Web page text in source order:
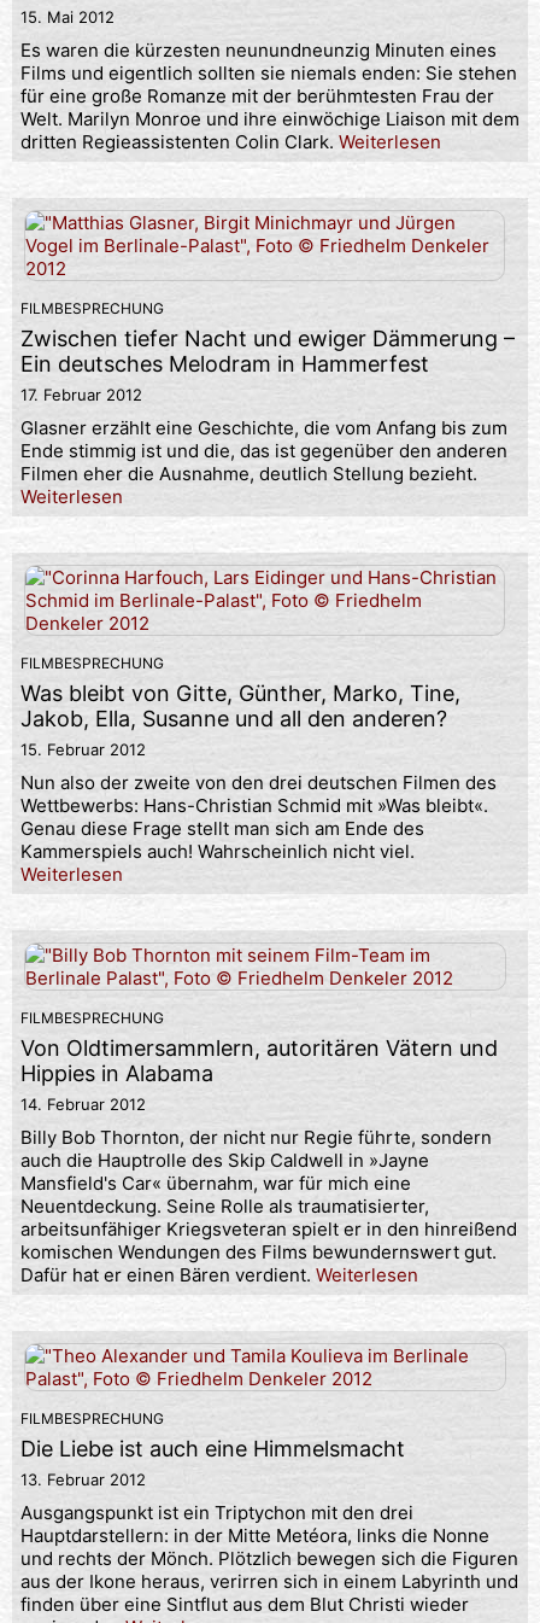
15. Mai 2012
Es waren die kürzesten neunundneunzig Minuten eines
Films und eigentlich sollten sie niemals enden: Sie stehen
für eine große Romanze mit der berühmtesten Frau der
Welt. Marilyn Monroe und ihre einwöchige Liaison mit dem
dritten Regieassistenten Colin Clark. Weiterlesen
FILMBESPRECHUNG
Zwischen tiefer Nacht und ewiger Dämmerung –
Ein deutsches Melodram in Hammerfest
17. Februar 2012
Glasner erzählt eine Geschichte, die vom Anfang bis zum
Ende stimmig ist und die, das ist gegenüber den anderen
Filmen eher die Ausnahme, deutlich Stellung bezieht.
Weiterlesen
FILMBESPRECHUNG
Was bleibt von Gitte, Günther, Marko, Tine,
Jakob, Ella, Susanne und all den anderen?
15. Februar 2012
Nun also der zweite von den drei deutschen Filmen des
Wettbewerbs: Hans-Christian Schmid mit »Was bleibt«.
Genau diese Frage stellt man sich am Ende des
Kammerspiels auch! Wahrscheinlich nicht viel.
Weiterlesen
FILMBESPRECHUNG
Von Oldtimersammlern, autoritären Vätern und
Hippies in Alabama
14. Februar 2012
Billy Bob Thornton, der nicht nur Regie führte, sondern
auch die Hauptrolle des Skip Caldwell in »Jayne
Mansfield's Car« übernahm, war für mich eine
Neuentdeckung. Seine Rolle als traumatisierter,
arbeitsunfähiger Kriegsveteran spielt er in den hinreißend
komischen Wendungen des Films bewundernswert gut.
Dafür hat er einen Bären verdient. Weiterlesen
FILMBESPRECHUNG
Die Liebe ist auch eine Himmelsmacht
13. Februar 2012
Ausgangspunkt ist ein Triptychon mit den drei
Hauptdarstellern: in der Mitte Metéora, links die Nonne
und rechts der Mönch. Plötzlich bewegen sich die Figuren
aus der Ikone heraus, verirren sich in einem Labyrinth und
finden über eine Sintflut aus dem Blut Christi wieder